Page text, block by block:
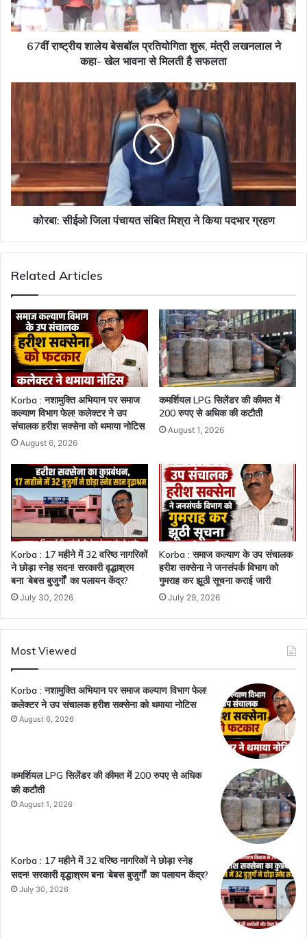
लखनलाल
ने
से
मिलती
है
67वीं राष्ट्रीय शालेय बेसबॉल प्रतियोगिता शुरू, मंत्री लखनलाल ने
कहा- खेल भावना से मिलती है सफलता
कोरबा:
सीईओ
जिला
मिश्रा
ने
किया
पदभार
कोरबा: सीईओ जिला पंचायत संबित मिश्रा ने किया पदभार ग्रहण
Related Articles
Korba : नशामुक्ति अभियान पर समाज
कल्याण विभाग फेल! कलेक्टर ने उप
संचालक हरीश सक्सेना को थमाया नोटिस
August 6, 2026
कमर्शियल LPG सिलेंडर की कीमत में
200 रुपए से अधिक की कटौती
August 1, 2026
Korba : 17 महीने में 32 वरिष्ठ नागरिकों
ने छोड़ा स्नेह सदन! सरकारी वृद्धाश्रम
बना ‘बेबस बुजुर्गों’ का पलायन केंद्र?
July 30, 2026
Korba : समाज कल्याण के उप संचालक
हरीश सक्सेना ने जनसंपर्क विभाग को
गुमराह कर झूठी सूचना कराई जारी
July 29, 2026
Most Viewed
Korba : नशामुक्ति अभियान पर समाज कल्याण विभाग फेल!
कलेक्टर ने उप संचालक हरीश सक्सेना को थमाया नोटिस
August 6, 2026
कमर्शियल LPG सिलेंडर की कीमत में 200 रुपए से अधिक
की कटौती
August 1, 2026
Korba : 17 महीने में 32 वरिष्ठ नागरिकों ने छोड़ा स्नेह
सदन! सरकारी वृद्धाश्रम बना ‘बेबस बुजुर्गों’ का पलायन केंद्र?
July 30, 2026